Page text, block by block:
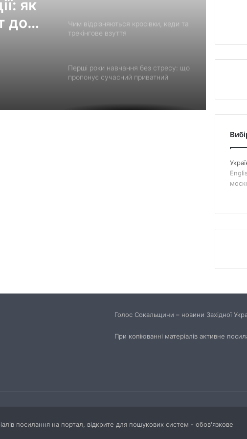
Перші роки навчання без стресу: що
пропонує сучасний приватний
Украшения для пасхальных яиц:
идеи выбора и гармоничного
Встановлення фільтрів для води «під
Украшения для пасхальных яиц:
Голос Сокальщини – новини Західної
При копіюванні матеріалів активне
посилання на портал, відкрите для пошукових систем - обов'язкове